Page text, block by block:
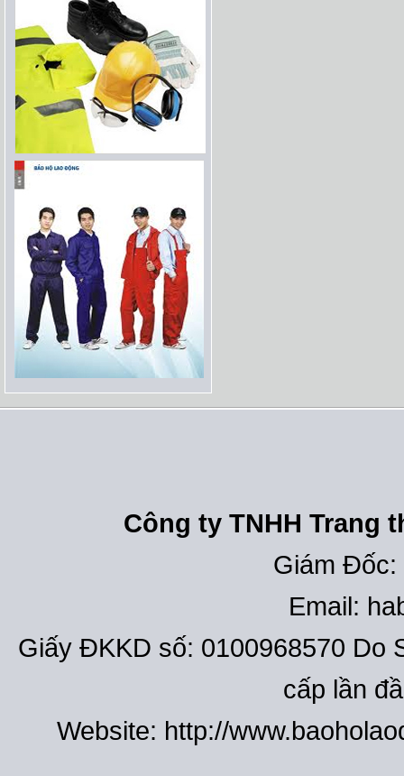
Công ty TNHH Trang
Giám Đốc:
Email:
Giấy ĐKKD số: 0100968570 Do
cấp lần
Website: http://